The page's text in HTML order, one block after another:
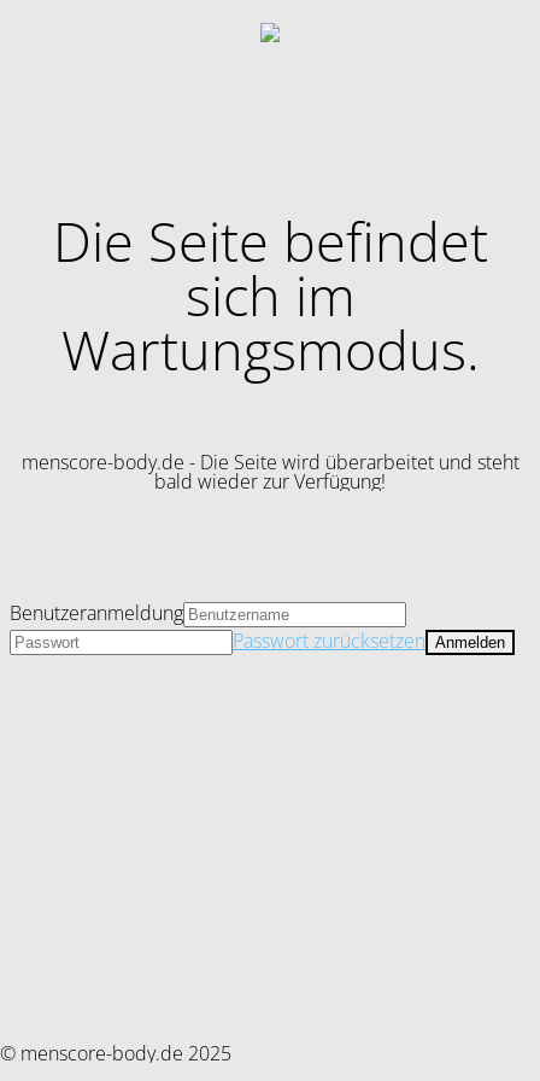
Die Seite befindet
sich im
Wartungsmodus.
menscore-body.de - Die Seite wird überarbeitet und steht
bald wieder zur Verfügung!
© menscore-body.de 2025
Benutzeranmeldung
Passwort zurücksetzen